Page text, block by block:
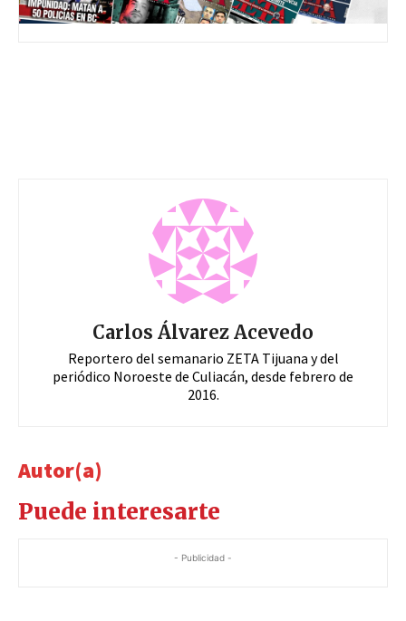
Carlos Álvarez Acevedo
Reportero del semanario ZETA Tijuana y del
periódico Noroeste de Culiacán, desde febrero de
2016.
Autor(a)
Puede interesarte
- Publicidad -